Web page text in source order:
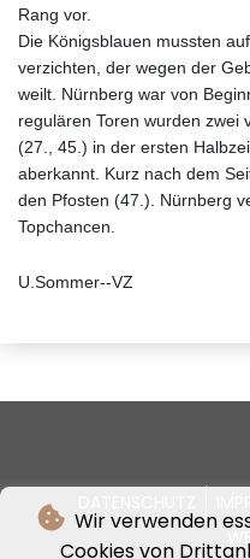
Wir verwenden
Cookies von
Rang vor.
Die Königsblauen mussten
verzichten, der wegen der
weilt. Nürnberg war von
regulären Toren wurden zwei
(27., 45.) in der ersten
aberkannt. Kurz nach dem
den Pfosten (47.). Nürnberg
Topchancen.
U.Sommer--VZ